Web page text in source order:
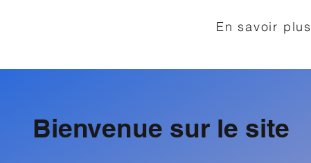
En savoir plus
Bienvenue sur le site